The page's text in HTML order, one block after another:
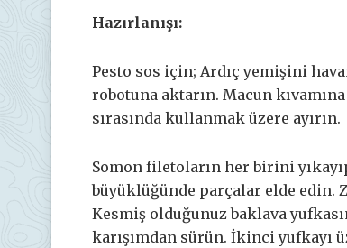
Hazırlanışı:
Pesto sos için; Ardıç yemişini
robotuna aktarın. Macun
sırasında kullanmak üzere ayırın.
Somon filetoların her birini
büyüklüğünde parçalar elde edin.
Kesmiş olduğunuz baklava
karışımdan sürün. İkinci yufkayı